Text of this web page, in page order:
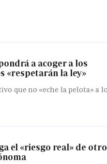
a acoger a los
«respetarán la ley»
que no «eche la pelota» a
el «riesgo real» de otro